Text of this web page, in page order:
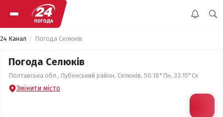
24 Канал Погода Селюків
Погода Селюків
Полтавська обл., Лубенський район, Селюків, 50.18°Пн, 33.15°Сх
Змінити місто